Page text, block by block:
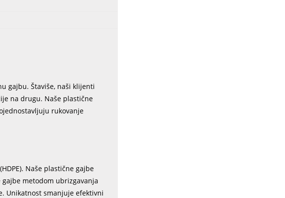
gajbu. Štaviše, naši klijenti
na drugu. Naše plastične
rukovanje
Naše plastične gajbe
metodom ubrizgavanja
Unikatnost smanjuje efektivni